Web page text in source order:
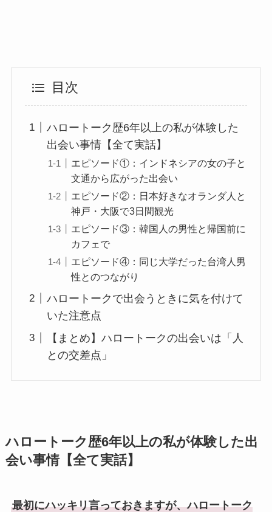
目次
ハロートーク歴6年以上の私が体験した
出会い事情【全て実話】
エピソード①：インドネシアの女の子と
文通から広がった出会い
エピソード②：日本好きなオランダ人と
神戸・大阪で3日間観光
エピソード③：韓国人の男性と帰国前に
カフェで
エピソード④：同じ大学だった台湾人男
性とのつながり
ハロートークで出会うときに気を付けて
いた注意点
【まとめ】ハロートークの出会いは「人
との交差点」
ハロートーク歴6年以上の私が体験した出
会い事情【全て実話】
最初にハッキリ言っておきますが、ハロートーク